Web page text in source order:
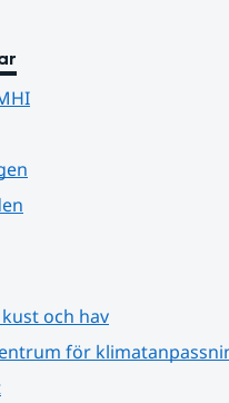
och hav
för